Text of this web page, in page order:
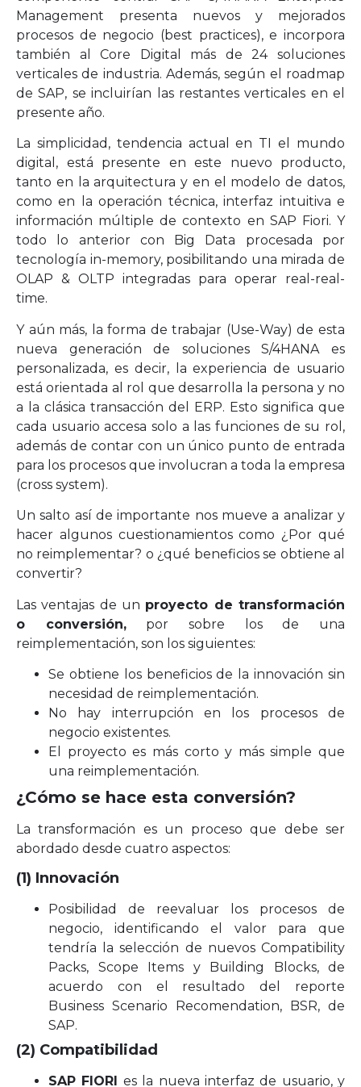
Management presenta nuevos y mejorados
procesos de negocio (best practices), e incorpora
también al Core Digital más de 24 soluciones
verticales de industria. Además, según el roadmap
de SAP, se incluirían las restantes verticales en el
presente año.
La simplicidad, tendencia actual en TI el mundo
digital, está presente en este nuevo producto,
tanto en la arquitectura y en el modelo de datos,
como en la operación técnica, interfaz intuitiva e
información múltiple de contexto en SAP Fiori. Y
todo lo anterior con Big Data procesada por
tecnología in-memory, posibilitando una mirada de
OLAP & OLTP integradas para operar real-real-
time.
Y aún más, la forma de trabajar (Use-Way) de esta
nueva generación de soluciones S/4HANA es
personalizada, es decir, la experiencia de usuario
está orientada al rol que desarrolla la persona y no
a la clásica transacción del ERP. Esto significa que
cada usuario accesa solo a las funciones de su rol,
además de contar con un único punto de entrada
para los procesos que involucran a toda la empresa
(cross system).
Un salto así de importante nos mueve a analizar y
hacer algunos cuestionamientos como ¿Por qué
no reimplementar? o ¿qué beneficios se obtiene al
convertir?
Las ventajas de un proyecto de transformación
o conversión,por sobre los de una
reimplementación, son los siguientes:
Se obtiene los beneficios de la innovación sin
necesidad de reimplementación.
No hay interrupción en los procesos de
negocio existentes.
El proyecto es más corto y más simple que
una reimplementación.
¿Cómo se hace esta conversión?
La transformación es un proceso que debe ser
abordado desde cuatro aspectos:
(1) Innovación
Posibilidad de reevaluar los procesos de
negocio, identificando el valor para que
tendría la selección de nuevos Compatibility
Packs, Scope Items y Building Blocks, de
acuerdo con el resultado del reporte
Business Scenario Recomendation, BSR, de
SAP.
(2) Compatibilidad
SAP FIORI es la nueva interfaz de usuario, y